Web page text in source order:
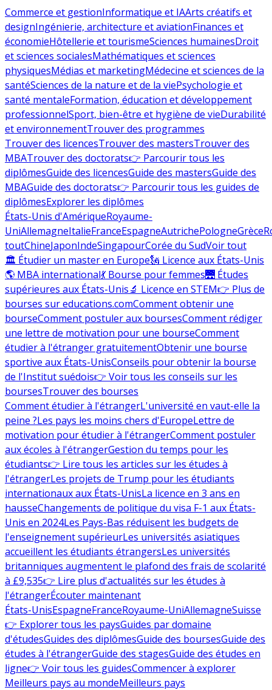
Commerce et gestionInformatique et IAArts créatifs et
designIngénierie, architecture et aviationFinances et
économieHôtellerie et tourismeSciences humainesDroit
et sciences socialesMathématiques et sciences
physiquesMédias et marketingMédecine et sciences de la
santéSciences de la nature et de la viePsychologie et
santé mentaleFormation, éducation et développement
professionnelSport, bien-être et hygiène de vieDurabilité
et environnementTrouver des programmes
Trouver des licencesTrouver des mastersTrouver des
MBATrouver des doctorats👉 Parcourir tous les
diplômesGuide des licencesGuide des mastersGuide des
MBAGuide des doctorats👉 Parcourir tous les guides de
diplômesExplorer les diplômes
États-Unis d'AmériqueRoyaume-
UniAllemagneItalieFranceEspagneAutrichePologneGrèce
toutChineJaponIndeSingapourCorée du SudVoir tout
🏛 Étudier un master en Europe🗽 Licence aux États-Unis
🌎 MBA international💃 Bourse pour femmes🌉 Études
supérieures aux États-Unis🔬 Licence en STEM👉 Plus de
bourses sur educations.comComment obtenir une
bourseComment postuler aux boursesComment rédiger
une lettre de motivation pour une bourseComment
étudier à l'étranger gratuitementObtenir une bourse
sportive aux États-UnisConseils pour obtenir la bourse
de l'Institut suédois👉 Voir tous les conseils sur les
boursesTrouver des bourses
Comment étudier à l'étrangerL'université en vaut-elle la
peine ?Les pays les moins chers d'EuropeLettre de
motivation pour étudier à l'étrangerComment postuler
aux écoles à l'étrangerGestion du temps pour les
étudiants👉 Lire tous les articles sur les études à
l'étrangerLes projets de Trump pour les étudiants
internationaux aux États-UnisLa licence en 3 ans en
hausseChangements de politique du visa F-1 aux États-
Unis en 2024Les Pays-Bas réduisent les budgets de
l'enseignement supérieurLes universités asiatiques
accueillent les étudiants étrangersLes universités
britanniques augmentent le plafond des frais de scolarité
à £9,535👉 Lire plus d'actualités sur les études à
l'étrangerÉcouter maintenant
États-UnisEspagneFranceRoyaume-UniAllemagneSuisse
👉 Explorer tous les paysGuides par domaine
d'étudesGuides des diplômesGuide des boursesGuide des
études à l'étrangerGuide des stagesGuide des études en
ligne👉 Voir tous les guidesCommencer à explorer
Meilleurs pays au mondeMeilleurs pays